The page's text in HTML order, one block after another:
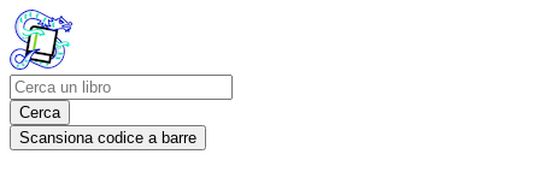
Cerca
Scansiona codice a barre